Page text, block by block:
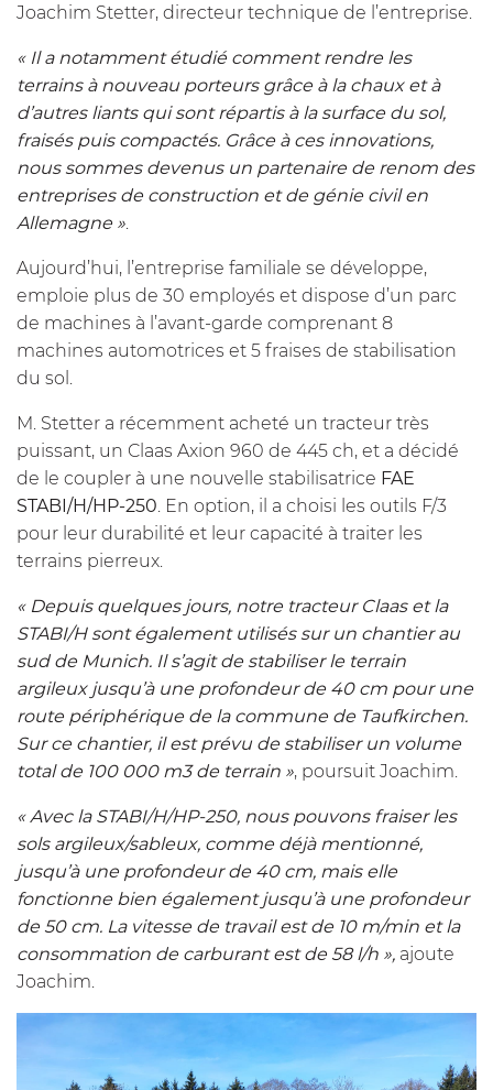
Joachim Stetter, directeur technique de l’entreprise.
« Il a notamment étudié comment rendre les
terrains à nouveau porteurs grâce à la chaux et à
d’autres liants qui sont répartis à la surface du sol,
fraisés puis compactés. Grâce à ces innovations,
nous sommes devenus un partenaire de renom des
entreprises de construction et de génie civil en
Allemagne »
Aujourd’hui, l’entreprise familiale se développe,
emploie plus de 30 employés et dispose d’un parc
de machines à l’avant-garde comprenant 8
machines automotrices et 5 fraises de stabilisation
du sol.
M. Stetter a récemment acheté un tracteur très
puissant, un Claas Axion 960 de 445 ch, et a décidé
de le coupler à une nouvelle stabilisatrice FAE
STABI/H/HP-250 . En option, il a choisi les outils F/3
pour leur durabilité et leur capacité à traiter les
terrains pierreux.
« Depuis quelques jours, notre tracteur Claas et la
STABI/H sont également utilisés sur un chantier au
sud de Munich. Il s’agit de stabiliser le terrain
argileux jusqu’à une profondeur de 40 cm pour une
route périphérique de la commune de Taufkirchen.
Sur ce chantier, il est prévu de stabiliser un volume
total de 100 000 m3 de terrain », poursuit Joachim.
« Avec la STABI/H/HP-250, nous pouvons fraiser les
sols argileux/sableux, comme déjà mentionné,
jusqu’à une profondeur de 40 cm, mais elle
fonctionne bien également jusqu’à une profondeur
de 50 cm. La vitesse de travail est de 10 m/min et la
consommation de carburant est de 58 l/h », ajoute
Joachim.